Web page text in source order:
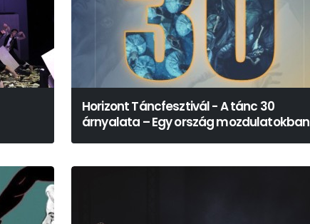
Horizont Táncfesztivál - A tánc 30
árnyalata – Egy ország mozdulatokban